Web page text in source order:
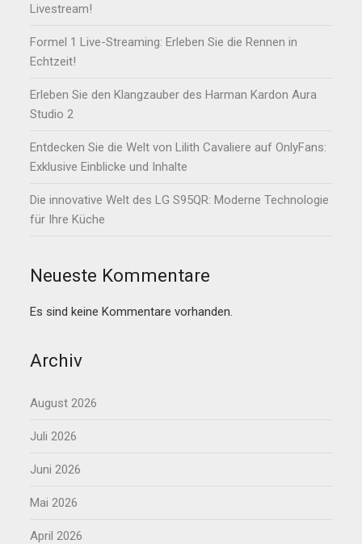
Livestream!
Formel 1 Live-Streaming: Erleben Sie die Rennen in
Echtzeit!
Erleben Sie den Klangzauber des Harman Kardon Aura
Studio 2
Entdecken Sie die Welt von Lilith Cavaliere auf OnlyFans:
Exklusive Einblicke und Inhalte
Die innovative Welt des LG S95QR: Moderne Technologie
für Ihre Küche
Neueste Kommentare
Es sind keine Kommentare vorhanden.
Archiv
August 2026
Juli 2026
Juni 2026
Mai 2026
April 2026